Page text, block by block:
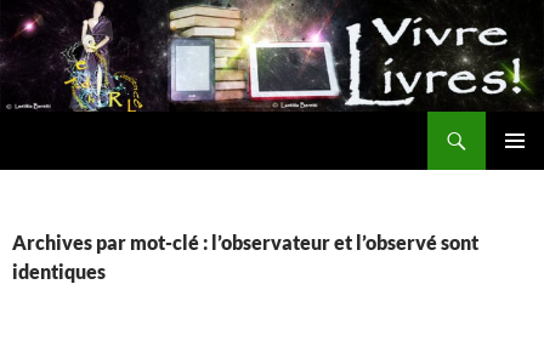
Aller
au
contenu
Archives par mot-clé : l’observateur et l’observé sont
identiques